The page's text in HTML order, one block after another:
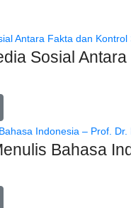
Sosial
Bahasa